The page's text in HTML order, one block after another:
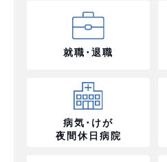
就職･退職
病気･けが
夜間休日病院